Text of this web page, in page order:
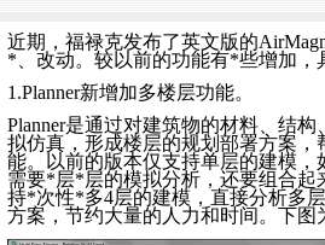
近期，福禄克发布了英文版的
* 、改动。较以前的功能有*些增加，
1.Planner新增加多楼层功能。
Planner是通过对建筑物的材料、结
拟仿真，形成楼层的规划部署方案
能。以前的版本仅支持单层的建模
需要*层*层的模拟分析，还要组合
持*次性*多4层的建模，直接分析多
方案，节约大量的人力和时间。下图